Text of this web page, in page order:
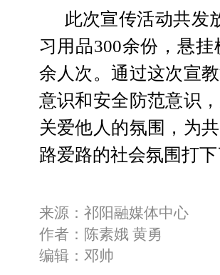
此次宣传活动共发
习用品300余份，悬
余人次。通过这次宣
意识和安全防范意识
关爱他人的氛围，为
路爱路的社会氛围打
来源：祁阳融媒体中心
作者：陈素娥 黄勇
编辑：邓帅